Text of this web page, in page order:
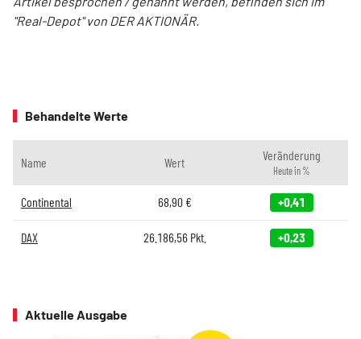
"Real-Depot" von DER AKTIONÄR.
Behandelte Werte
Name Wert Veränderung
Heute in %
Continental 68,90€ +0,41
DAX 26.186,56Pkt. +0,23
Aktuelle Ausgabe